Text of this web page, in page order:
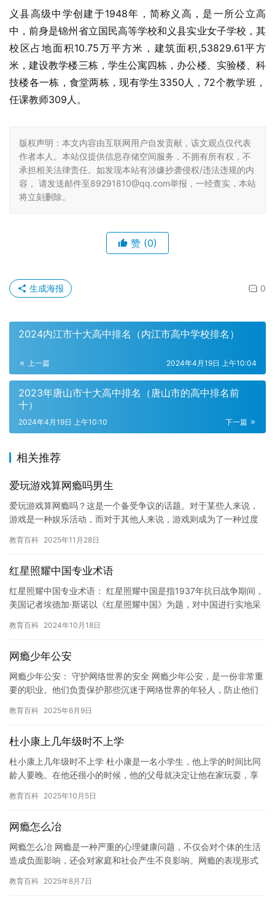
义县高级中学创建于1948年，简称义高，是一所公立高
中，前身是锦州省立国民高等学校和义县实业女子学校，其
校区占地面积10.75万平方米，建筑面积,53829.61平方
米，建设教学楼三栋，学生公寓四栋，办公楼、实验楼、科
技楼各一栋，食堂两栋，现有学生3350人，72个教学班，
任课教师309人。
版权声明：本文内容由互联网用户自发贡献，该文观点仅代表
作者本人。本站仅提供信息存储空间服务，不拥有所有权，不
承担相关法律责任。如发现本站有涉嫌抄袭侵权/违法违规的内
容， 请发送邮件至89291810@qq.com举报，一经查实，本站
将立刻删除。
赞 (0)
0
生成海报
2024内江市十大高中排名（内江市高中学校排名）
上一篇 2024年4月19日 上午10:04
2023年唐山市十大高中排名（唐山市的高中排名前
十）
下一篇
2024年4月19日 上午10:10
相关推荐
爱玩游戏算网瘾吗男生
爱玩游戏算网瘾吗？这是一个备受争议的话题。对于某些人来说，
游戏是一种娱乐活动，而对于其他人来说，游戏则成为了一种过度
说，…
教育百科 2025年11月28日
红星照耀中国专业术语
红星照耀中国专业术语： 红星照耀中国是指1937年抗日战争期间，
美国记者埃德加·斯诺以《红星照耀中国》为题，对中国进行实地采
教育百科 2024年10月18日
网瘾少年公安
网瘾少年公安： 守护网络世界的安全 网瘾少年公安，是一份非常重
要的职业。他们负责保护那些沉迷于网络世界的年轻人，防止他们
教育百科 2025年6月9日
杜小康上几年级时不上学
杜小康上几年级时不上学 杜小康是一名小学生，他上学的时间比同
龄人要晚。在他还很小的时候，他的父母就决定让他在家玩耍，享
书…
教育百科 2025年10月5日
网瘾怎么冶
网瘾怎么冶 网瘾是一种严重的心理健康问题，不仅会对个体的生活
造成负面影响，还会对家庭和社会产生不良影响。网瘾的表现形式
的冶…
教育百科 2025年8月7日